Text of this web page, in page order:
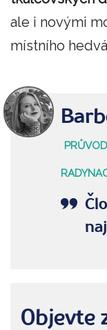
ale i novými
místního
Objevte